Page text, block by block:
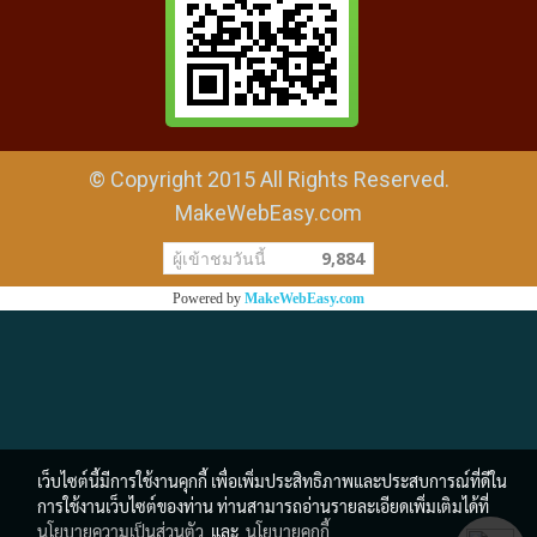
© Copyright 2015 All Rights Reserved.
MakeWebEasy.com
ผู้เข้าชมวันนี้ 9,884
Powered by MakeWebEasy.com
เว็บไซต์นี้มีการใช้งานคุกกี้ เพื่อเพิ่มประสิทธิภาพและประสบการณ์ที่ดีใน
การใช้งานเว็บไซต์ของท่าน ท่านสามารถอ่านรายละเอียดเพิ่มเติมได้ที่
นโยบายความเป็นส่วนตัว และ นโยบายคุกกี้